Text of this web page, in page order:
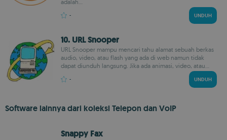
adalah...
- UNDUH
10. URL Snooper
URL Snooper mampu mencari tahu alamat sebuah berkas
audio, video, atau flash yang ada di web namun tidak
dapat diunduh langsung. Jika ada animasi, video, atau...
- UNDUH
Software lainnya dari koleksi Telepon dan VoIP
Snappy Fax